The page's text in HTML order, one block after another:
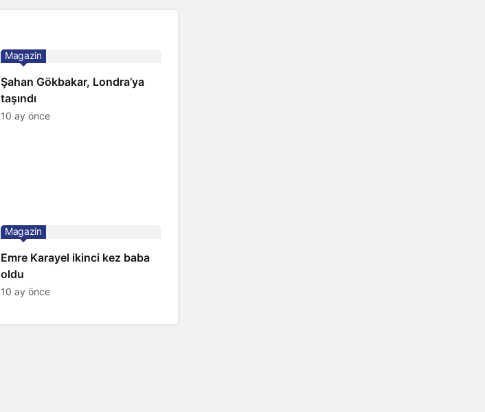
Şahan Gökbakar, Londra’ya
taşındı
Magazin
10 ay önce
Emre Karayel ikinci kez baba
oldu
Magazin
10 ay önce